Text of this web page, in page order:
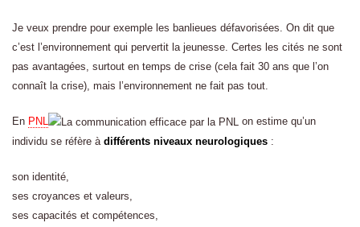
Je veux prendre pour exemple les banlieues défavorisées. On dit que
c’est l’environnement qui pervertit la jeunesse. Certes les cités ne sont
pas avantagées, surtout en temps de crise (cela fait 30 ans que l’on
connaît la crise), mais l’environnement ne fait pas tout.
En PNL
on estime qu’un
individu se réfère à différents niveaux neurologiques :
son identité,
ses croyances et valeurs,
ses capacités et compétences,